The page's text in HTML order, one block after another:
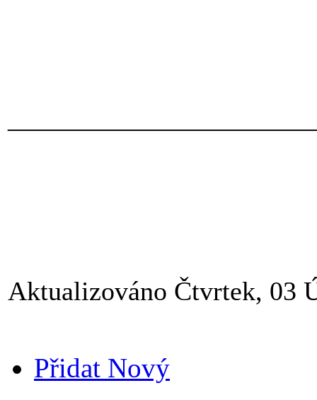
Aktualizováno Čtvrtek, 03
Přidat Nový